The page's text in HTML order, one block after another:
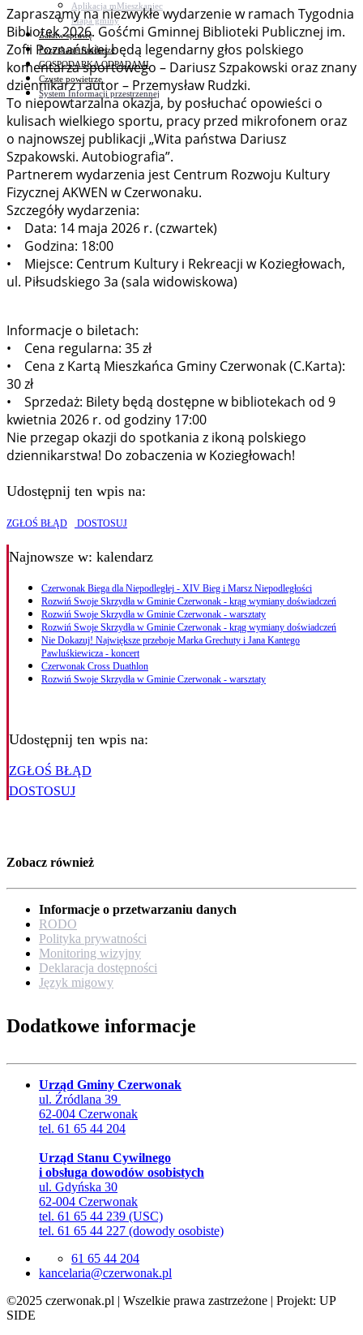
Aplikacja mMieszkaniec
Mapa gminy
Załatw sprawę
Pozyskane fundusze
GOSPODARKA ODPADAMI
Czyste powietrze
System Informacji przestrzennej
Zapraszamy na niezwykłe wydarzenie w ramach Tygodnia
Bibliotek 2026. Gośćmi Gminnej Biblioteki Publicznej im.
Zofii Poznańskiej będą legendarny głos polskiego
komentarza sportowego – Dariusz Szpakowski oraz znany
dziennikarz i autor – Przemysław Rudzki.
To niepowtarzalna okazja, by posłuchać opowieści o
kulisach wielkiego sportu, pracy przed mikrofonem oraz
o najnowszej publikacji „Wita państwa Dariusz
Szpakowski. Autobiografia”.
Partnerem wydarzenia jest Centrum Rozwoju Kultury
Fizycznej AKWEN w Czerwonaku.
Szczegóły wydarzenia:
• Data: 14 maja 2026 r. (czwartek)
• Godzina: 18:00
• Miejsce: Centrum Kultury i Rekreacji w Koziegłowach,
ul. Piłsudskiego 3a (sala widowiskowa)
Informacje o biletach:
• Cena regularna: 35 zł
• Cena z Kartą Mieszkańca Gminy Czerwonak (C.Karta):
30 zł
• Sprzedaż: Bilety będą dostępne w bibliotekach od 9
kwietnia 2026 r. od godziny 17:00
Nie przegap okazji do spotkania z ikoną polskiego
dziennikarstwa! Do zobaczenia w Koziegłowach!
Udostępnij ten wpis na:
ZGŁOŚ BŁĄD DOSTOSUJ
Najnowsze w: kalendarz
Czerwonak Biega dla Niepodległej - XIV Bieg i Marsz Niepodległości
Rozwiń Swoje Skrzydła w Gminie Czerwonak - krąg wymiany doświadczeń
Rozwiń Swoje Skrzydła w Gminie Czerwonak - warsztaty
Rozwiń Swoje Skrzydła w Gminie Czerwonak - krąg wymiany doświadczeń
Nie Dokazuj! Największe przeboje Marka Grechuty i Jana Kantego
Pawluśkiewicza - koncert
Czerwonak Cross Duathlon
Rozwiń Swoje Skrzydła w Gminie Czerwonak - warsztaty
Udostępnij ten wpis na:
ZGŁOŚ BŁĄD
DOSTOSUJ
Zobacz również
Informacje o przetwarzaniu danych
RODO
Polityka prywatności
Monitoring wizyjny
Deklaracja dostępności
Język migowy
Dodatkowe informacje
Urząd Gminy Czerwonak
ul. Źródlana 39
62-004 Czerwonak
tel. 61 65 44 204
Urząd Stanu Cywilnego
i obsługa dowodów osobistych
ul. Gdyńska 30
62-004 Czerwonak
tel. 61 65 44 239 (USC)
tel. 61 65 44 227 (dowody osobiste)
61 65 44 204
lp.kanowrezc@airalecnak
©2025 czerwonak.pl | Wszelkie prawa zastrzeżone | Projekt: UP
SIDE